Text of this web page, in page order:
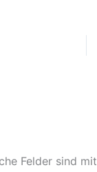
Felder sind mit